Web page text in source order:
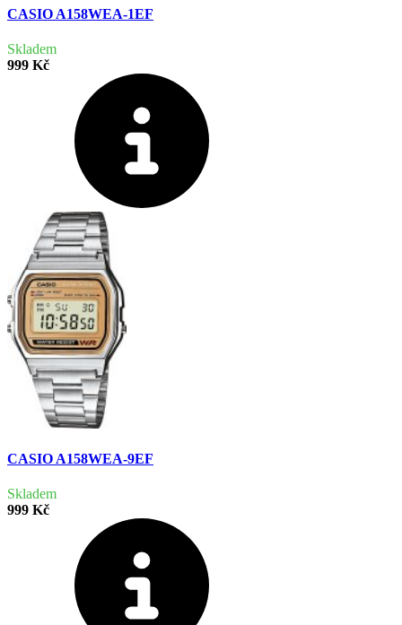
CASIO A158WEA-1EF
Skladem
999 Kč
CASIO A158WEA-9EF
Skladem
999 Kč